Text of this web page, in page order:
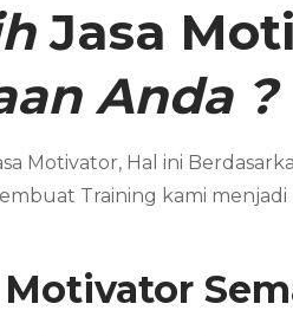
Jasa
Anda?
Motivator, Hal ini
Training kami
Motivator